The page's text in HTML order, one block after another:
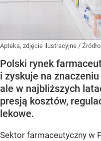
Apteka, zdjęcie ilustracyjne /
Polski rynek
i zyskuje na
ale w najbliższych
presją kosztów,
lekowe.
Sektor farmaceutyczny w